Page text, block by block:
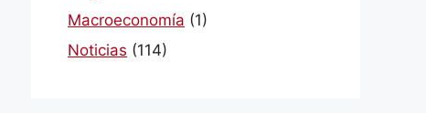
Macroeconomía (1)
Noticias (114)